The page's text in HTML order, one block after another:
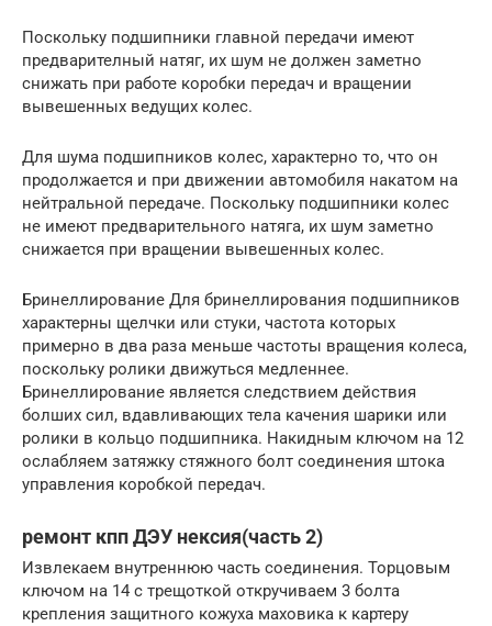
Поскольку подшипники главной передачи имеют
предварителный натяг, их шум не должен заметно
снижать при работе коробки передач и вращении
вывешенных ведущих колес.
Для шума подшипников колес, характерно то, что он
продолжается и при движении автомобиля накатом на
нейтральной передаче. Поскольку подшипники колес
не имеют предварительного натяга, их шум заметно
снижается при вращении вывешенных колес.
Бринеллирование Для бринеллирования подшипников
характерны щелчки или стуки, частота которых
примерно в два раза меньше частоты вращения колеса,
поскольку ролики движуться медленнее.
Бринеллирование является следствием действия
болших сил, вдавливающих тела качения шарики или
ролики в кольцо подшипника. Накидным ключом на 12
ослабляем затяжку стяжного болт соединения штока
управления коробкой передач.
ремонт кпп ДЭУ нексия(часть 2)
Извлекаем внутреннюю часть соединения. Торцовым
ключом на 14 с трещоткой откручиваем 3 болта
крепления защитного кожуха маховика к картеру